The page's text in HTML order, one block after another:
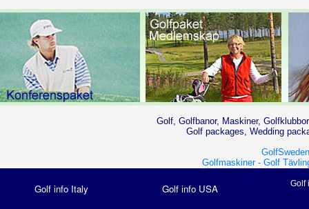
Golf, Golfbanor, Maskiner,
Golf packages, Wedding
Golfmaskiner - Golf
Golf info Italy Golf info USA Golf